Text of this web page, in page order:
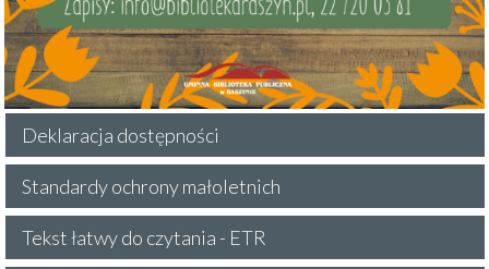
Deklaracja dostępności
Standardy ochrony małoletnich
Tekst łatwy do czytania - ETR